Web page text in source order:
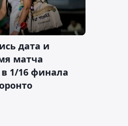
дата и
матча
1/16 финала